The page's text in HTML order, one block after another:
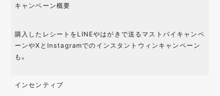
キャンペーン概要
購入したレシートをLINEやはがきで送るマストバイキャンペ
ーンやXとInstagramでのインスタントウィンキャンペーン
も。
インセンティブ